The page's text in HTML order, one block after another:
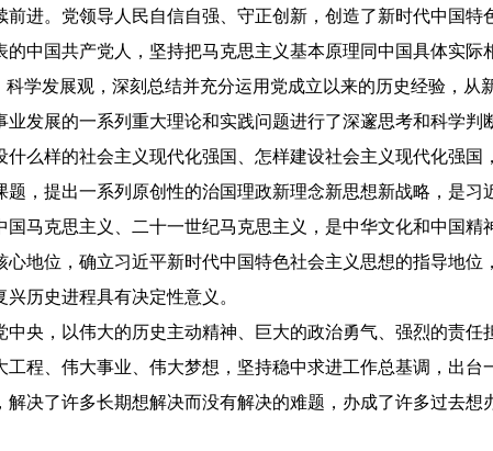
进。党领导人民自信自强、守正创新，创造了新时代中国特
中国共产党人，坚持把马克思主义基本原理同中国具体实
学发展观，深刻总结并充分运用党成立以来的历史经验，
发展的一系列重大理论和实践问题进行了深邃思考和科学判
么样的社会主义现代化强国、怎样建设社会主义现代化强
，提出一系列原创性的治国理政新理念新思想新战略，是
马克思主义、二十一世纪马克思主义，是中华文化和中国
地位，确立习近平新时代中国特色社会主义思想的指导地
历史进程具有决定性意义。
央，以伟大的历史主动精神、巨大的政治勇气、强烈的责
程、伟大事业、伟大梦想，坚持稳中求进工作总基调，出
决了许多长期想解决而没有解决的难题，办成了许多过去